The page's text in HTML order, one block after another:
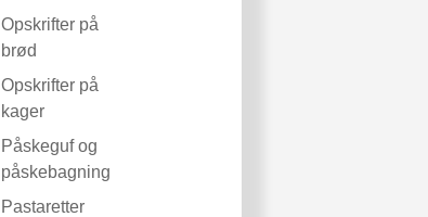
Opskrifter på
brød
Opskrifter på
kager
Påskeguf og
påskebagning
Pastaretter